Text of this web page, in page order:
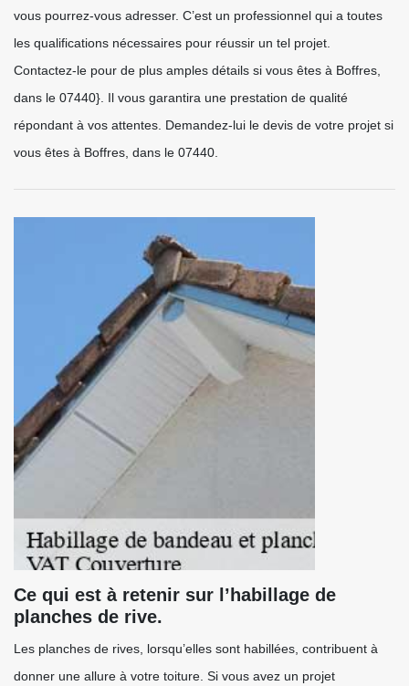
vous pourrez-vous adresser. C’est un professionnel qui a toutes
les qualifications nécessaires pour réussir un tel projet.
Contactez-le pour de plus amples détails si vous êtes à Boffres,
dans le 07440}. Il vous garantira une prestation de qualité
répondant à vos attentes. Demandez-lui le devis de votre projet si
vous êtes à Boffres, dans le 07440.
Ce qui est à retenir sur l’habillage de
planches de rive.
Les planches de rives, lorsqu’elles sont habillées, contribuent à
donner une allure à votre toiture. Si vous avez un projet